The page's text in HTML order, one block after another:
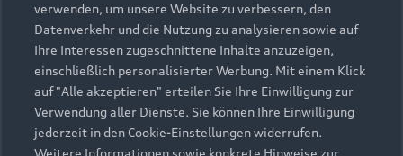
Modelle vergleichen
Elektromodelle
Plug-in-Hybride
Neuwagensuche
Gebrauchtwagensuche
Gebrauchtwagen
Finanzierung
Service & Zubehör
Saisonale Angebote
Audi Services
Garantie
Support
Kundenservice
Über Audi
verwenden, um unsere Website zu verbessern, den
Datenverkehr und die Nutzung zu analysieren sowie auf
Ihre Interessen zugeschnittene Inhalte anzuzeigen,
einschließlich personalisierter Werbung. Mit einem Klick
auf "Alle akzeptieren" erteilen Sie Ihre Einwilligung zur
Verwendung aller Dienste. Sie können Ihre Einwilligung
jederzeit in den Cookie-Einstellungen widerrufen.
Weitere Informationen sowie konkrete Hinweise zur